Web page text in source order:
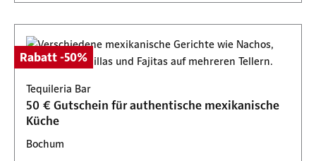
Rabatt -50%
Tequileria Bar
50 € Gutschein für authentische mexikanische
Küche
Bochum